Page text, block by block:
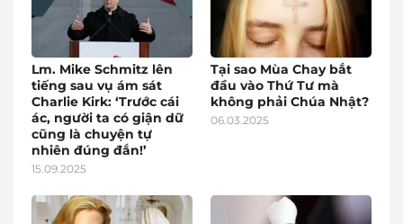
Lm. Mike Schmitz lên
tiếng sau vụ ám sát
Charlie Kirk: ‘Trước cái
ác, người ta có giận dữ
cũng là chuyện tự
nhiên đúng đắn!’
15.09.2025
Tại sao Mùa Chay bắt
đầu vào Thứ Tư mà
không phải Chúa Nhật?
06.03.2025